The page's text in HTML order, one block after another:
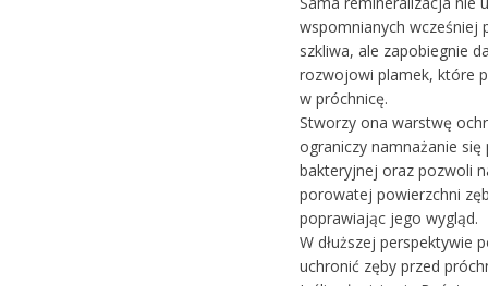
wspomnianych wcześniej
szkliwa, ale zapobiegnie
rozwojowi plamek, które
w próchnicę.
Stworzy ona warstwę
ograniczy namnażanie się
bakteryjnej oraz pozwoli
porowatej powierzchni
poprawiając jego wygląd.
W dłuższej perspektywie
uchronić zęby przed